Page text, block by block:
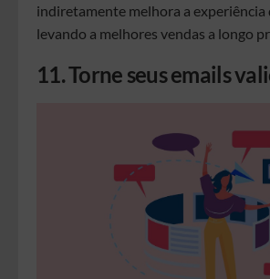
indiretamente melhora a experiência
levando a melhores vendas a longo
11. Torne seus emails